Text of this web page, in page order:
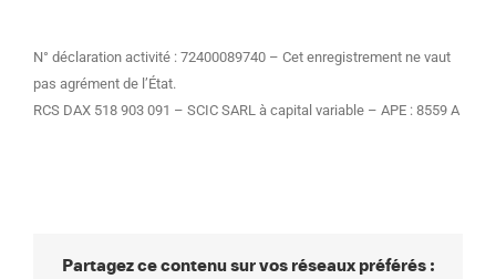
N° déclaration activité : 72400089740 – Cet enregistrement ne vaut
pas agrément de l’État.
RCS DAX 518 903 091 – SCIC SARL à capital variable – APE : 8559 A
Partagez ce contenu sur vos réseaux préférés :